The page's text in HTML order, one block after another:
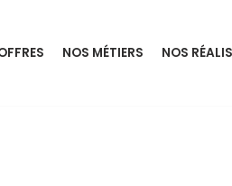
NOS MÉTIERS NOS